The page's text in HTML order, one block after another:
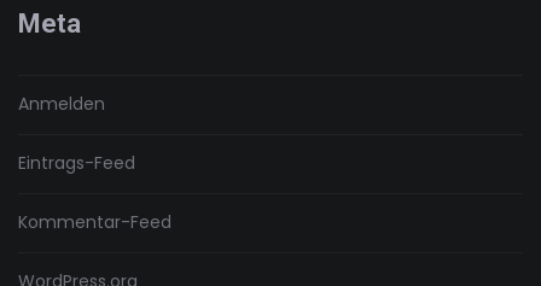
Meta
Anmelden
Eintrags-Feed
Kommentar-Feed
WordPress.org